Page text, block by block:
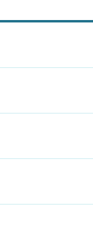
るにはど
てしまい
は本人で